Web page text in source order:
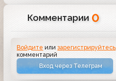
Комментарии 0
Войдите илизарегистрируйтесь
комментарий
Вход через Телеграм